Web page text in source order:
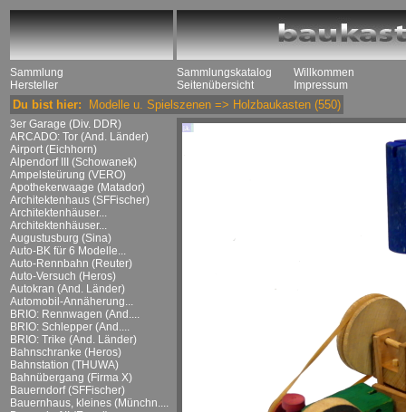
Sammlung
Hersteller
Sammlungskatalog
Seitenübersicht
Willkommen
Impressum
Du bist hier: Modelle u. Spielszenen => Holzbaukasten (550)
3er Garage (Div. DDR)
ARCADO: Tor (And. Länder)
Airport (Eichhorn)
Alpendorf III (Schowanek)
Ampelsteürung (VERO)
Apothekerwaage (Matador)
Architektenhaus (SFFischer)
Architektenhäuser...
Architektenhäuser...
Augustusburg (Sina)
Auto-BK für 6 Modelle...
Auto-Rennbahn (Reuter)
Auto-Versuch (Heros)
Autokran (And. Länder)
Automobil-Annäherung...
BRIO: Rennwagen (And....
BRIO: Schlepper (And....
BRIO: Trike (And. Länder)
Bahnschranke (Heros)
Bahnstation (THUWA)
Bahnübergang (Firma X)
Bauerndorf (SFFischer)
Bauernhaus, kleines (Münchn....